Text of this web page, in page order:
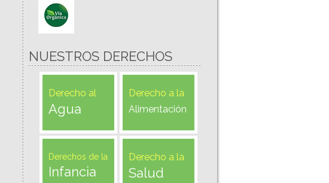
NUESTROS DERECHOS
Derecho al
Agua
Derecho a la
Alimentación
Derechos de la
Infancia
Derecho a la
Salud